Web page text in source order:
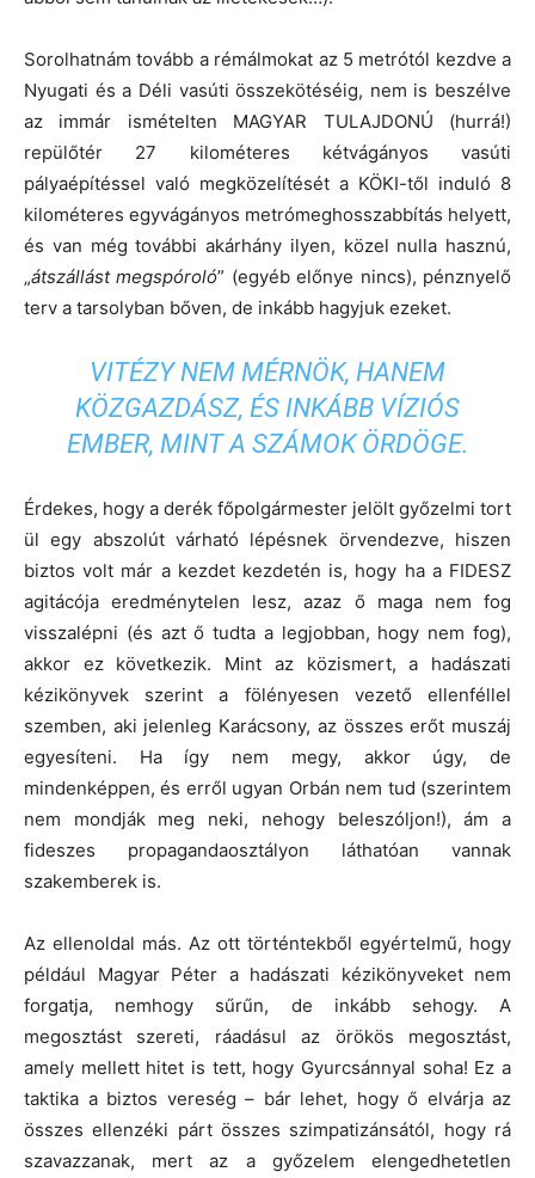
Sorolhatnám tovább a rémálmokat az 5 metrótól kezdve a
Nyugati és a Déli vasúti összekötéséig, nem is beszélve
az immár ismételten MAGYAR TULAJDONÚ (hurrá!)
repülőtér 27 kilométeres kétvágányos vasúti
pályaépítéssel való megközelítését a KÖKI-től induló 8
kilométeres egyvágányos metrómeghosszabbítás helyett,
és van még további akárhány ilyen, közel nulla hasznú,
„átszállást megspóroló” (egyéb előnye nincs), pénznyelő
terv a tarsolyban bőven, de inkább hagyjuk ezeket.
VITÉZY NEM MÉRNÖK, HANEM
KÖZGAZDÁSZ, ÉS INKÁBB VÍZIÓS
EMBER, MINT A SZÁMOK ÖRDÖGE.
Érdekes, hogy a derék főpolgármester jelölt győzelmi tort
ül egy abszolút várható lépésnek örvendezve, hiszen
biztos volt már a kezdet kezdetén is, hogy ha a FIDESZ
agitácója eredménytelen lesz, azaz ő maga nem fog
visszalépni (és azt ő tudta a legjobban, hogy nem fog),
akkor ez következik. Mint az közismert, a hadászati
kézikönyvek szerint a fölényesen vezető ellenféllel
szemben, aki jelenleg Karácsony, az összes erőt muszáj
egyesíteni. Ha így nem megy, akkor úgy, de
mindenképpen, és erről ugyan Orbán nem tud (szerintem
nem mondják meg neki, nehogy beleszóljon!), ám a
fideszes propagandaosztályon láthatóan vannak
szakemberek is.
Az ellenoldal más. Az ott történtekből egyértelmű, hogy
például Magyar Péter a hadászati kézikönyveket nem
forgatja, nemhogy sűrűn, de inkább sehogy. A
megosztást szereti, ráadásul az örökös megosztást,
amely mellett hitet is tett, hogy Gyurcsánnyal soha! Ez a
taktika a biztos vereség – bár lehet, hogy ő elvárja az
összes ellenzéki párt összes szimpatizánsától, hogy rá
szavazzanak, mert az a győzelem elengedhetetlen